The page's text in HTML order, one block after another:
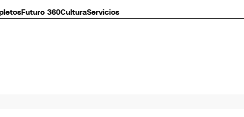
Futuro 360CulturaServicios